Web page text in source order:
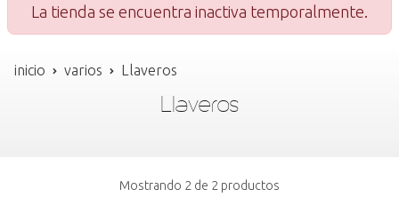
La tienda se encuentra inactiva temporalmente.
inicio varios Llaveros
Llaveros
Mostrando 2 de 2 productos